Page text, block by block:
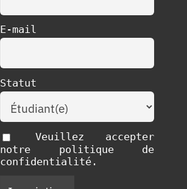
E-mail
Statut
Veuillez accepter
notre politique de
confidentialité.